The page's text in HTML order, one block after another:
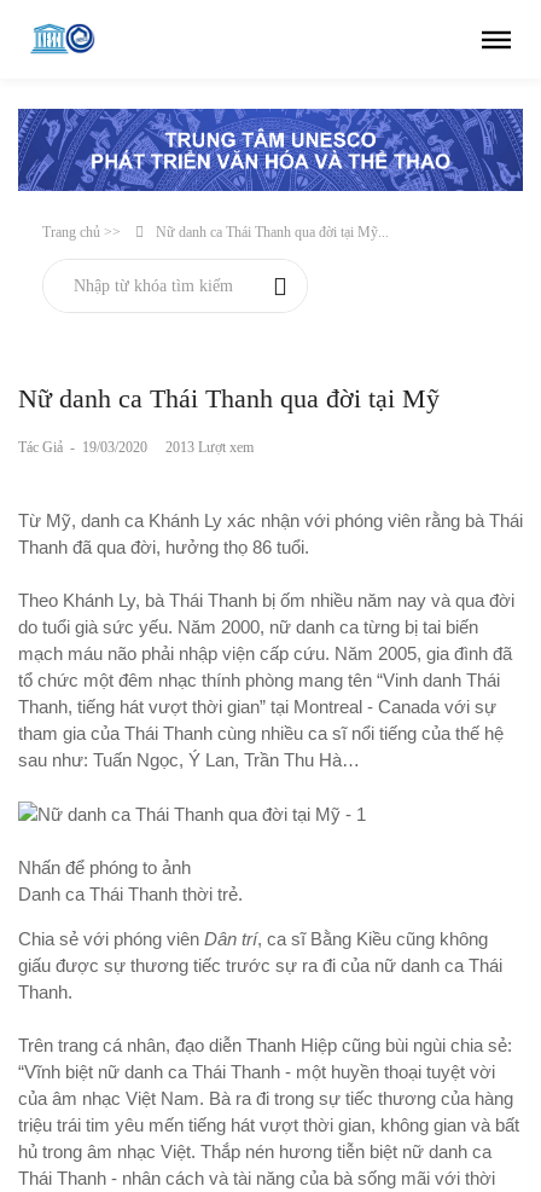
Trang chủ >> Nữ danh ca Thái Thanh qua đời tại Mỹ...
Nữ danh ca Thái Thanh qua đời tại Mỹ
Tác Giả - 19/03/2020 2013 Lượt xem
Từ Mỹ, danh ca Khánh Ly xác nhận với phóng viên rằng bà Thái
Thanh đã qua đời, hưởng thọ 86 tuổi.
Theo Khánh Ly, bà Thái Thanh bị ốm nhiều năm nay và qua đời
do tuổi già sức yếu. Năm 2000, nữ danh ca từng bị tai biến
mạch máu não phải nhập viện cấp cứu. Năm 2005, gia đình đã
tổ chức một đêm nhạc thính phòng mang tên “Vinh danh Thái
Thanh, tiếng hát vượt thời gian” tại Montreal - Canada với sự
tham gia của Thái Thanh cùng nhiều ca sĩ nổi tiếng của thế hệ
sau như: Tuấn Ngọc, Ý Lan, Trần Thu Hà…
Nhấn để phóng to ảnh
Danh ca Thái Thanh thời trẻ.
Chia sẻ với phóng viên Dân trí, ca sĩ Bằng Kiều cũng không
giấu được sự thương tiếc trước sự ra đi của nữ danh ca Thái
Thanh.
Trên trang cá nhân, đạo diễn Thanh Hiệp cũng bùi ngùi chia sẻ:
“Vĩnh biệt nữ danh ca Thái Thanh - một huyền thoại tuyệt vời
của âm nhạc Việt Nam. Bà ra đi trong sự tiếc thương của hàng
triệu trái tim yêu mến tiếng hát vượt thời gian, không gian và bất
hủ trong âm nhạc Việt. Thắp nén hương tiễn biệt nữ danh ca
Thái Thanh - nhân cách và tài năng của bà sống mãi với thời